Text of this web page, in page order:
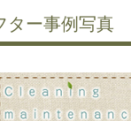
ター事例写真